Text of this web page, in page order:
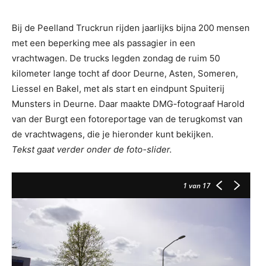
Bij de Peelland Truckrun rijden jaarlijks bijna 200 mensen
met een beperking mee als passagier in een
vrachtwagen. De trucks legden zondag de ruim 50
kilometer lange tocht af door Deurne, Asten, Someren,
Liessel en Bakel, met als start en eindpunt Spuiterij
Munsters in Deurne. Daar maakte DMG-fotograaf Harold
van der Burgt een fotoreportage van de terugkomst van
de vrachtwagens, die je hieronder kunt bekijken.
Tekst gaat verder onder de foto-slider.
1 van 17